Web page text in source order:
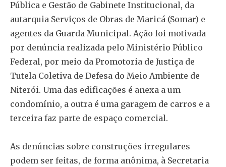
Pública e Gestão de Gabinete Institucional, da
autarquia Serviços de Obras de Maricá (Somar) e
agentes da Guarda Municipal. Ação foi motivada
por denúncia realizada pelo Ministério Público
Federal, por meio da Promotoria de Justiça de
Tutela Coletiva de Defesa do Meio Ambiente de
Niterói. Uma das edificações é anexa a um
condomínio, a outra é uma garagem de carros e a
terceira faz parte de espaço comercial.
As denúncias sobre construções irregulares
podem ser feitas, de forma anônima, à Secretaria